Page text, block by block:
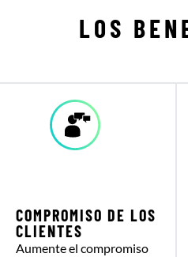
LOS
COMPROMISO DE LOS
CLIENTES
Aumente el compromiso